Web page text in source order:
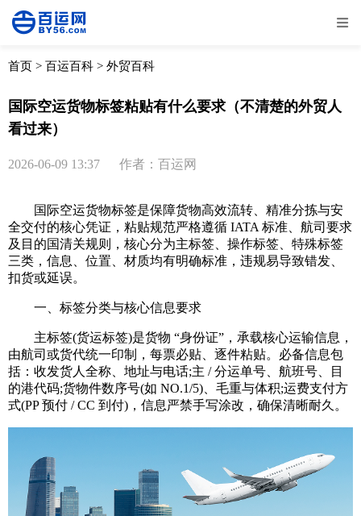
全部 物流资讯
首页 > 百运百科 > 外贸百科
国际空运货物标签粘贴有什么要求（不清楚的外贸人
看过来）
2026-06-09 13:37 作者：百运网
国际空运货物标签是保障货物高效流转、精准分拣与安
全交付的核心凭证，粘贴规范严格遵循 IATA 标准、航司要求
及目的国清关规则，核心分为主标签、操作标签、特殊标签
三类，信息、位置、材质均有明确标准，违规易导致错发、
扣货或延误。
一、标签分类与核心信息要求
主标签(货运标签)是货物 “身份证”，承载核心运输信息，
由航司或货代统一印制，每票必贴、逐件粘贴。必备信息包
括：收发货人全称、地址与电话;主 / 分运单号、航班号、目
的港代码;货物件数序号(如 NO.1/5)、毛重与体积;运费支付方
式(PP 预付 / CC 到付)，信息严禁手写涂改，确保清晰耐久。